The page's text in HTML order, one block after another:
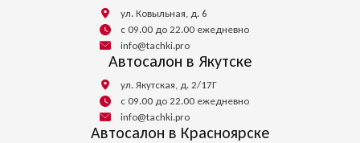
ул. Ковыльная, д. 6
с 09.00 до 22.00 ежедневно
info@tachki.pro
Автосалон в Якутске
ул. Якутская, д. 2/17Г
с 09.00 до 22.00 ежедневно
info@tachki.pro
Автосалон в Красноярске